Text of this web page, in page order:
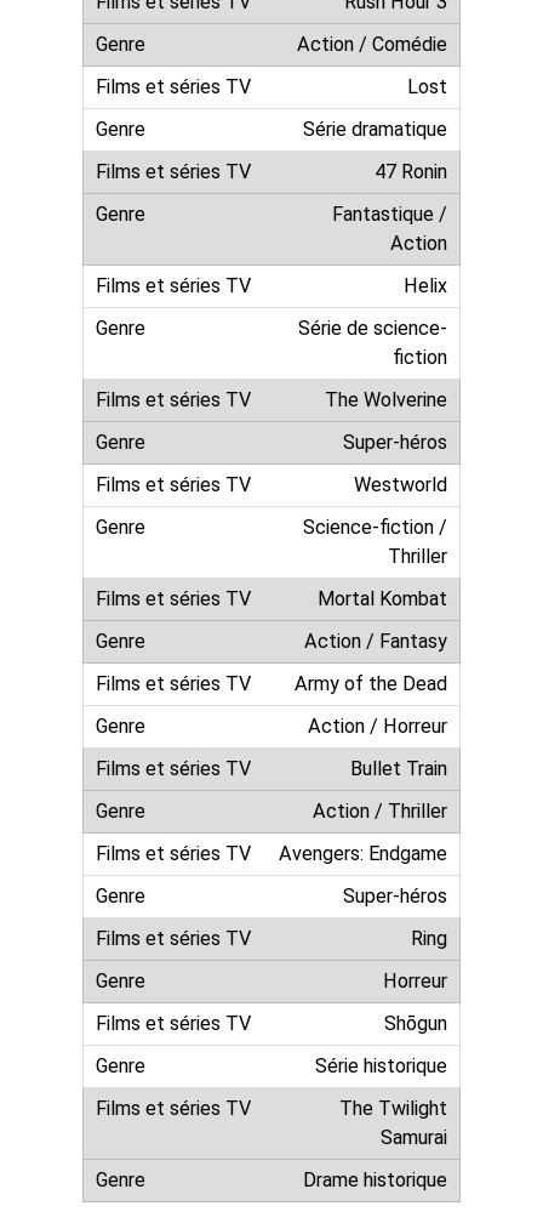
Action / Comédie
Lost
Série dramatique
47 Ronin
Fantastique /
Action
Helix
Série de science-
fiction
The Wolverine
Super-héros
Westworld
Science-fiction /
Thriller
Mortal Kombat
Action / Fantasy
Army of the Dead
Action / Horreur
Bullet Train
Action / Thriller
Avengers: Endgame
Super-héros
Ring
Horreur
Shōgun
Série historique
The Twilight
Samurai
Drame historique